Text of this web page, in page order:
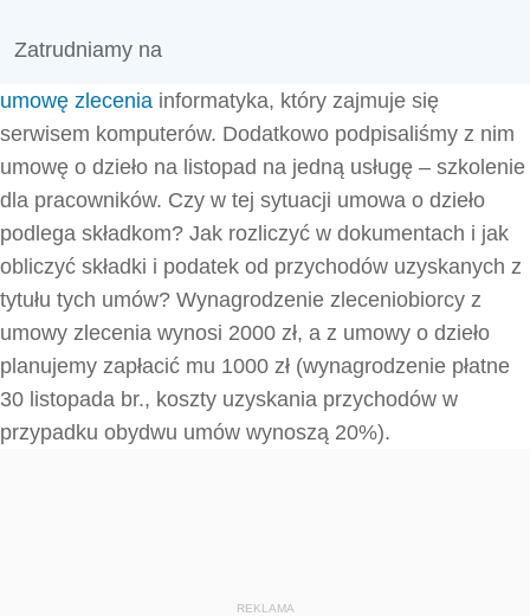
Zatrudniamy na
umowę zlecenia informatyka, który zajmuje się
serwisem komputerów. Dodatkowo podpisaliśmy z nim
umowę o dzieło na listopad na jedną usługę – szkolenie
dla pracowników. Czy w tej sytuacji umowa o dzieło
podlega składkom? Jak rozliczyć w dokumentach i jak
obliczyć składki i podatek od przychodów uzyskanych z
tytułu tych umów? Wynagrodzenie zleceniobiorcy z
umowy zlecenia wynosi 2000 zł, a z umowy o dzieło
planujemy zapłacić mu 1000 zł (wynagrodzenie płatne
30 listopada br., koszty uzyskania przychodów w
przypadku obydwu umów wynoszą 20%).
REKLAMA